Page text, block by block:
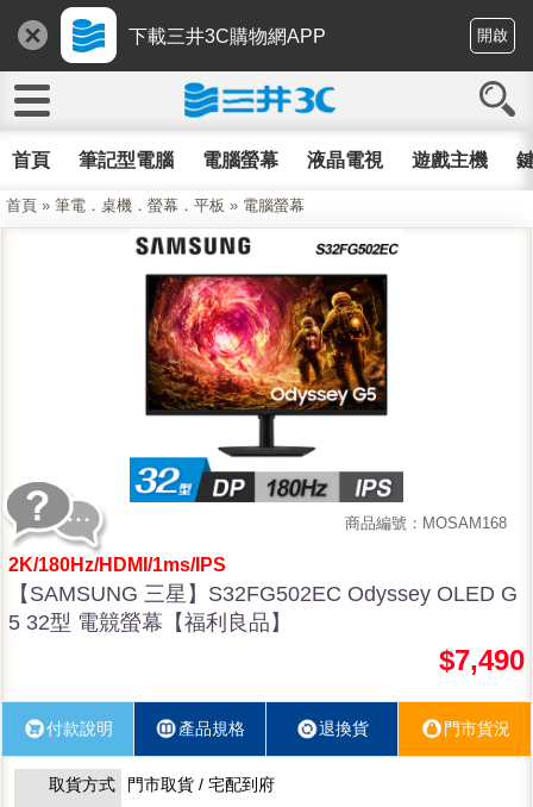
下載三井3C購物網APP 開啟
首頁 筆記型電腦 電腦螢幕 液晶電視 遊戲主機
首頁 » 筆電．桌機．螢幕．平板 » 電腦螢幕
商品編號：MOSAM168
2K/180Hz/HDMI/1ms/IPS
【SAMSUNG 三星】S32FG502EC Odyssey OLED G
5 32型 電競螢幕【福利良品】
$7,490
付款說明 產品規格 退換貨 門市貨況
取貨方式 門市取貨 / 宅配到府